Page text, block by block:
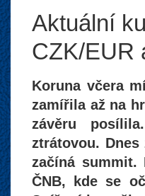
Aktuální
CZK/EUR
Koruna včera
zamířila až na
závěru
ztrátovou. Dnes
začíná summit.
ČNB, kde se